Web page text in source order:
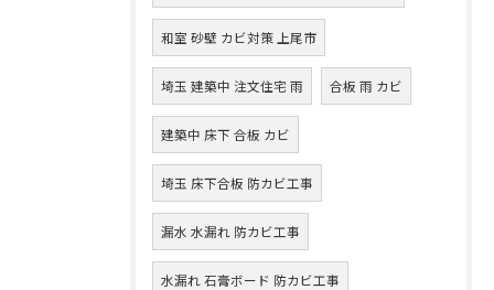
和室 砂壁 カビ対策 上尾市
埼玉 建築中 注文住宅 雨 合板 雨 カビ
建築中 床下 合板 カビ
埼玉 床下合板 防カビ工事
漏水 水漏れ 防カビ工事
水漏れ 石膏ボード 防カビ工事